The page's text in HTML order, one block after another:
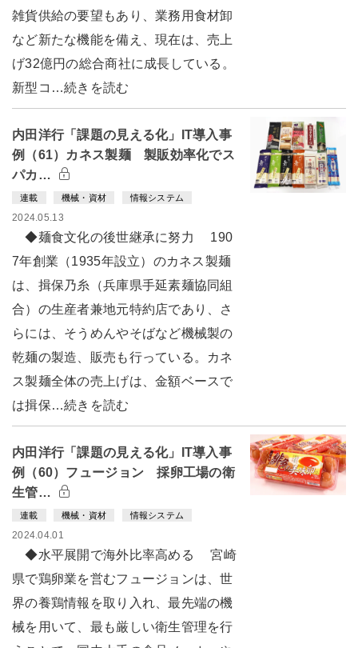
雑貨供給の要望もあり、業務用食材卸
など新たな機能を備え、現在は、売上
げ32億円の総合商社に成長している。
新型コ…続きを読む
内田洋行「課題の見える化」IT導入事
例（61）カネス製麺 製販効率化でス
パカ…
連載 機械・資材 情報システム
2024.05.13
◆麺食文化の後世継承に努力 190
7年創業（1935年設立）のカネス製麺
は、揖保乃糸（兵庫県手延素麺協同組
合）の生産者兼地元特約店であり、さ
らには、そうめんやそばなど機械製の
乾麺の製造、販売も行っている。カネ
ス製麺全体の売上げは、金額ベースで
は揖保…続きを読む
内田洋行「課題の見える化」IT導入事
例（60）フュージョン 採卵工場の衛
生管…
連載 機械・資材 情報システム
2024.04.01
◆水平展開で海外比率高める 宮崎
県で鶏卵業を営むフュージョンは、世
界の養鶏情報を取り入れ、最先端の機
械を用いて、最も厳しい衛生管理を行